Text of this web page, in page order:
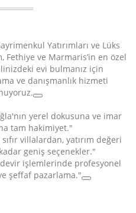
Yatırımları ve Lüks
Fethiye ve Marmaris’in en özel
evi bulmanız için
ve danışmanlık hizmeti
yerel dokusuna ve imar
tam hakimiyet."
villalardan, yatırım değeri
geniş seçenekler."
işlemlerinde profesyonel
şeffaf pazarlama."